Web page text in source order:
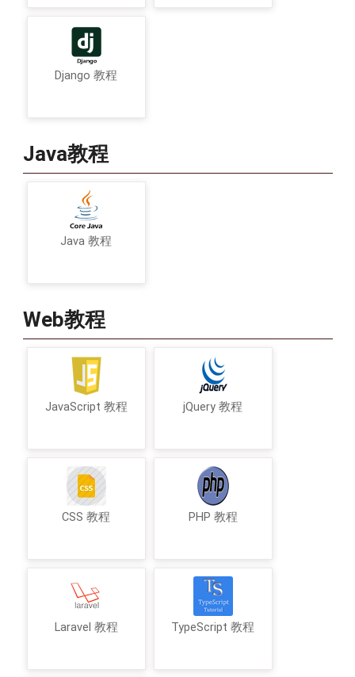
Django 教程
Java教程
Java 教程
Web教程
JavaScript 教程 jQuery 教程
CSS 教程 PHP 教程
Laravel 教程 TypeScript 教程